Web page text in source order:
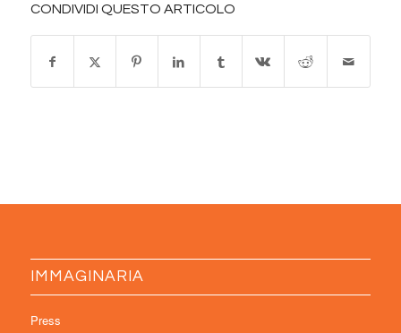
CONDIVIDI QUESTO ARTICOLO
IMMAGINARIA
Press